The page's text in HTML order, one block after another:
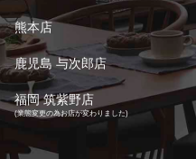
熊本店
鹿児島 与次郎店
福岡 筑紫野店
(業態変更の為お店が変わりました)